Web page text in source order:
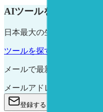
AIツールを見つけよう
日本最大の生成AIまとめサ
ツールを探す
メールで最新のAIツール情
メールアドレス
登録する